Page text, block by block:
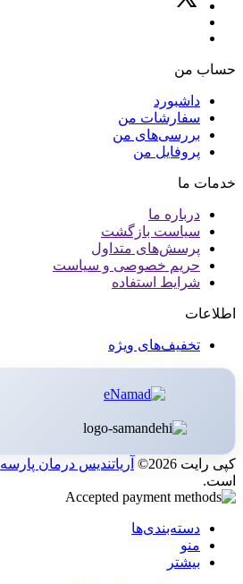
حساب من
داشبورد
سفارشات من
بررسی‌های من
پروفایل من
خدمات ما
درباره ما
سیاست بازگشت
پرسش‌های متداول
حریم خصوصی و سیاست
شرایط استفاده
اطلاعات
تخفیف‌های ویژه
کپی رایت 2026© آریاتندیس درمان پارسه
است.
دسته‌بندی‌ها
منو
بیشتر